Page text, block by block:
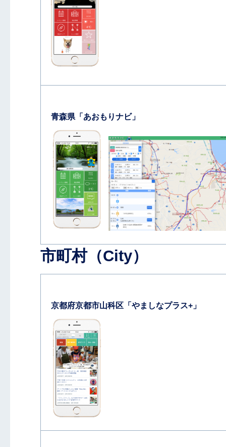
青森県「あおもりナビ」
市町村（City）
京都府京都市山科区「やましなプラス+」